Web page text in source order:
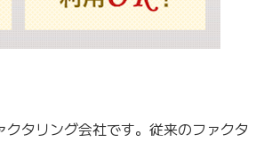
タリング会社です。従来のファクタ